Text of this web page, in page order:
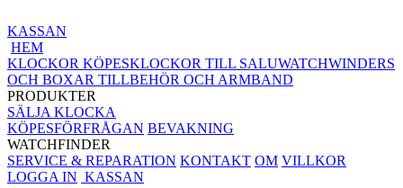
KASSAN
HEM
KLOCKOR KÖPESKLOCKOR TILL SALUWATCHWINDERS
OCH BOXAR TILLBEHÖR OCH ARMBAND
PRODUKTER
SÄLJA KLOCKA
KÖPESFÖRFRÅGAN BEVAKNING
WATCHFINDER
SERVICE & REPARATION KONTAKT OM VILLKOR
LOGGA IN KASSAN